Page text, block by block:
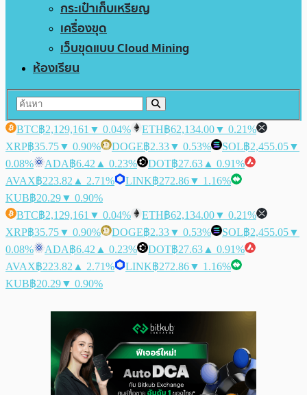
กระเป๋าเก็บเหรียญ
เครื่องขุด
เว็บขุดแบบ Cloud Mining
ห้องเรียน
BTC฿2,129,161 ▼ 0.04% ETH฿62,134.00▼ 0.21%
XRP฿35.75▼ 0.90% DOGE฿2.33▼ 0.53% SOL฿2,455.05▼
0.08%
ADA฿6.42 ▲ 0.23% DOT฿27.63 ▲ 0.91%
AVAX฿223.82 ▲ 2.71% LINK฿272.86▼ 1.16%
KUB฿20.29▼ 0.90%
BTC฿2,129,161 ▼ 0.04% ETH฿62,134.00▼ 0.21%
XRP฿35.75▼ 0.90% DOGE฿2.33▼ 0.53% SOL฿2,455.05▼
0.08%
ADA฿6.42 ▲ 0.23% DOT฿27.63 ▲ 0.91%
AVAX฿223.82 ▲ 2.71% LINK฿272.86▼ 1.16%
KUB฿20.29▼ 0.90%